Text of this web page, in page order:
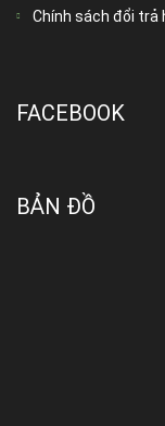
Chính sách đổi trả
FACEBOOK
BẢN ĐỒ